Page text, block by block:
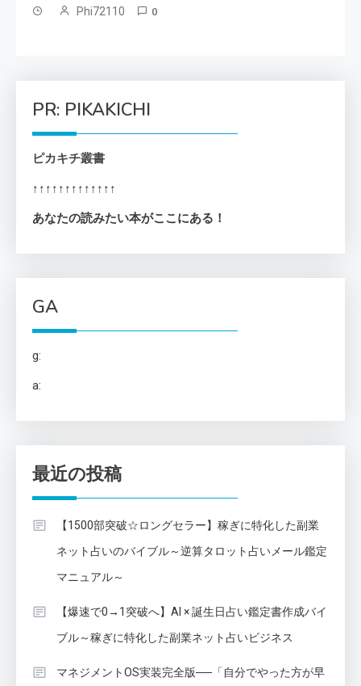
Phi72110 0
PR: PIKAKICHI
ピカキチ叢書
↑↑↑↑↑↑↑↑↑↑↑↑↑
あなたの読みたい本がここにある！
GA
g:
a:
最近の投稿
【1500部突破☆ロングセラー】稼ぎに特化した副業
ネット占いのバイブル～逆算タロット占いメール鑑定
マニュアル～
【爆速で0→1突破へ】AI × 誕生日占い鑑定書作成バイ
ブル～稼ぎに特化した副業ネット占いビジネス
マネジメントOS実装完全版──「自分でやった方が早